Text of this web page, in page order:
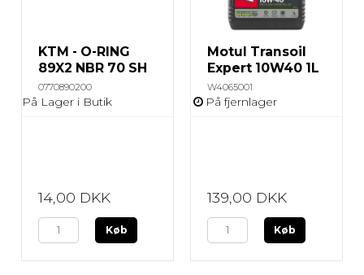
KTM - O-RING
89X2 NBR 70 SH
0770890200
På Lager i Butik
14,00 DKK
Køb
Motul Transoil
Expert 10W40 1L
W4065001
På fjernlager
139,00 DKK
Køb